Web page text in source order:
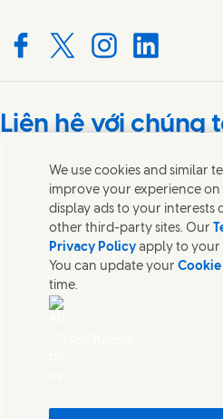
with us on Facebook
Connect with us on X
Connect with us on
Connect with
Liên hệ với chúng
Liên hệ với các nhóm chuyên
liên lạc trên khắp thế giới.
Liên hệ với chúng tôi
Thông báo pháp lý
Thông báo về Cookie
Quy trình giải quyết khiếu nại của
We use cookies and similar
improve your experience on
display ads to your interests
other third-party sites. Our
Privacy Policy apply to your
You can update your
time.